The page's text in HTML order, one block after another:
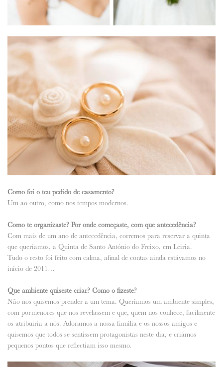
Como foi o teu pedido de casamento?
Um ao outro, como nos tempos modernos.
Como te organizaste? Por onde começaste, com que antecedência?
Com mais de um ano de antecedência, corremos para reservar a quinta
que queríamos, a Quinta de Santo António do Freixo, em Leiria.
Tudo o resto foi feito com calma, afinal de contas ainda estávamos no
início de 2011…
Que ambiente quiseste criar? Como o fizeste?
Não nos quisemos prender a um tema. Queríamos um ambiente simples,
com pormenores que nos revelassem e que, quem nos conhece, facilmente
os atribuiria a nós. Adoramos a nossa família e os nossos amigos e
quisemos que todos se sentissem protagonistas neste dia, e criámos
pequenos pontos que reflectiam isso mesmo.